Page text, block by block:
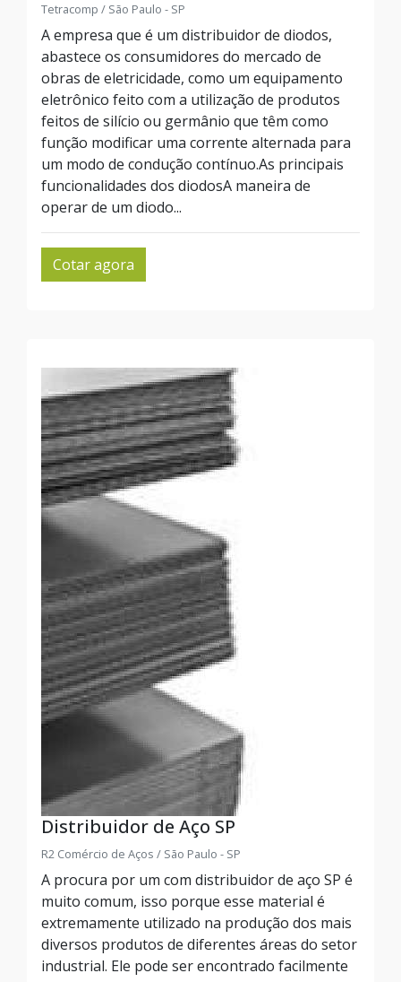
Tetracomp / São Paulo - SP
A empresa que é um distribuidor de diodos,
abastece os consumidores do mercado de
obras de eletricidade, como um equipamento
eletrônico feito com a utilização de produtos
feitos de silício ou germânio que têm como
função modificar uma corrente alternada para
um modo de condução contínuo.As principais
funcionalidades dos diodosA maneira de
operar de um diodo...
Cotar agora
Distribuidor de Aço SP
R2 Comércio de Aços / São Paulo - SP
A procura por um com distribuidor de aço SP é
muito comum, isso porque esse material é
extremamente utilizado na produção dos mais
diversos produtos de diferentes áreas do setor
industrial. Ele pode ser encontrado facilmente